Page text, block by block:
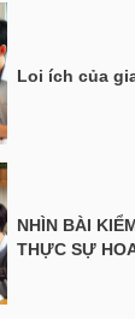
Loi ích của
NHÌN BÀI
THỰC SỰ